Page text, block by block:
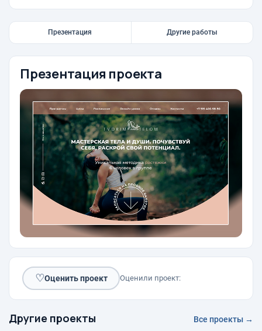
Презентация Другие работы
Презентация проекта
♡Оценить проект Оценили проект:
Другие проекты Все проекты →